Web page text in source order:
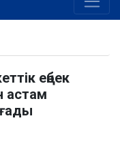
еңбек
астам